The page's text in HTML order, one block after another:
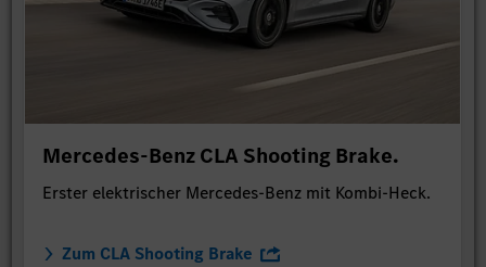
Mercedes-Benz CLA Shooting Brake.
Erster elektrischer Mercedes-Benz mit Kombi-Heck.
Zum CLA Shooting Brake